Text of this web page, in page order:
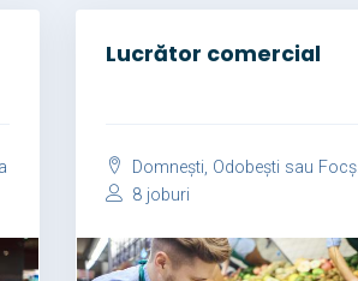
Lucrător comercial
Domnești, Odobești sau Focșani
8 joburi